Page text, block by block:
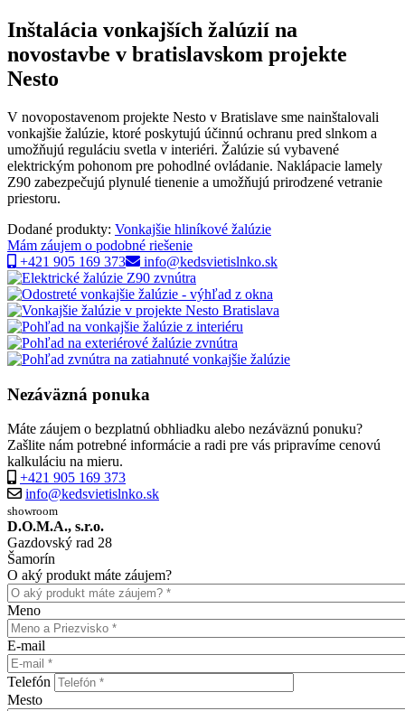
Inštalácia vonkajších žalúzií na
novostavbe v bratislavskom projekte
Nesto
V novopostavenom projekte Nesto v Bratislave sme nainštalovali
vonkajšie žalúzie, ktoré poskytujú účinnú ochranu pred slnkom a
umožňujú reguláciu svetla v interiéri. Žalúzie sú vybavené
elektrickým pohonom pre pohodlné ovládanie. Naklápacie lamely
Z90 zabezpečujú plynulé tienenie a umožňujú prirodzené vetranie
priestoru.
Dodané produkty: Vonkajšie hliníkové žalúzie
Mám záujem o podobné riešenie
+421 905 169 373
info@kedsvietislnko.sk
Nezáväzná ponuka
Máte záujem o bezplatnú obhliadku alebo nezáväznú ponuku?
Zašlite nám potrebné informácie a radi pre vás pripravíme cenovú
kalkuláciu na mieru.
+421 905 169 373
info@kedsvietislnko.sk
showroom
D.O.M.A., s.r.o.
Gazdovský rad 28
Šamorín
O aký produkt máte záujem?
Meno
E-mail
Telefón
Mesto